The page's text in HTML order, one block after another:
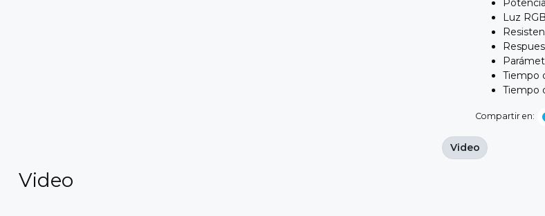
Luz
Tiempo
Tiempo
Compartir en:
Video
Video